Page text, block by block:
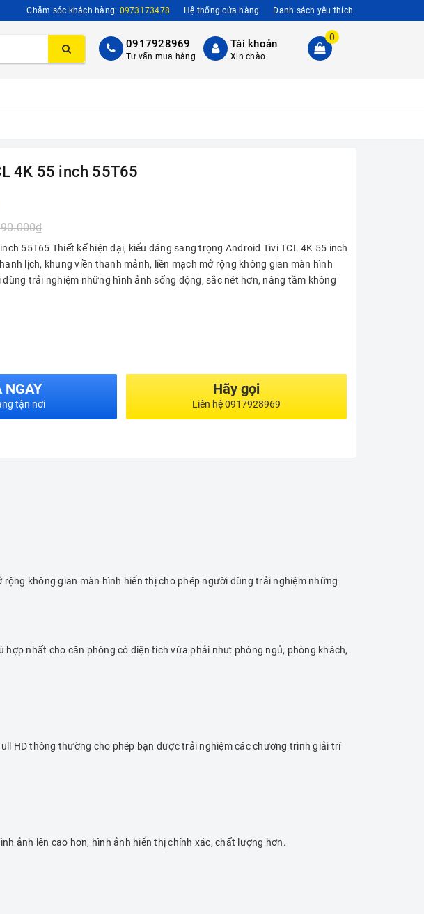
Chăm sóc khách hàng: 0973173478 Hệ thống cửa hàng Danh sách yêu thích
0917928969
Tư vấn mua hàng
Tài khoản
Xin chào
0
4K 55 inch 55T65
55T65 Thiết kế hiện đại, kiểu dáng sang trọng Android Tivi TCL 4K 55 inch
lịch, khung viền thanh mảnh, liền mạch mở rộng không gian màn hình
dùng trải nghiệm những hình ảnh sống động, sắc nét hơn, nâng tầm không
NGAY
tận nơi
Hãy gọi
Liên hệ 0917928969
không gian màn hình hiển thị cho phép người dùng trải nghiệm những
hợp nhất cho căn phòng có diện tích vừa phải như: phòng ngủ, phòng khách,
HD thông thường cho phép bạn được trải nghiệm các chương trình giải trí
ảnh lên cao hơn, hình ảnh hiển thị chính xác, chất lượng hơn.